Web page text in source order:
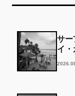
サー
イ・